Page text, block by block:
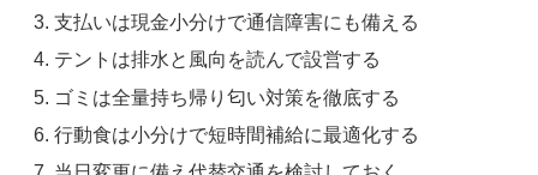
支払いは現金小分けで通信障害にも備える
テントは排水と風向を読んで設営する
ゴミは全量持ち帰り匂い対策を徹底する
行動食は小分けで短時間補給に最適化する